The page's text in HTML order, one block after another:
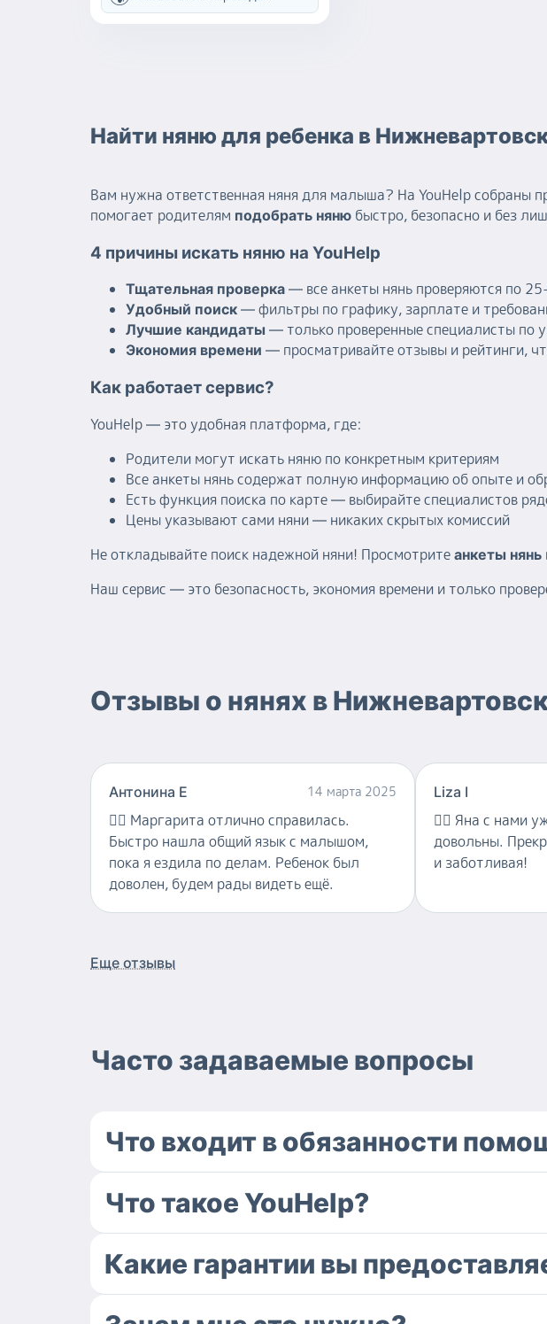
Найти няню для ребенка в
Вам нужна ответственная няня для малыша? На YouHelp собраны
помогает родителям подобрать няню быстро, безопасно и без
4 причины искать няню на YouHelp
Тщательная проверка — все анкеты нянь проверяются по
Удобный поиск — фильтры по графику, зарплате и
Лучшие кандидаты — только проверенные специалисты по
Экономия времени — просматривайте отзывы и рейтинги,
Как работает сервис?
YouHelp — это удобная платформа, где:
Родители могут искать няню по конкретным критериям
Все анкеты нянь содержат полную информацию об опыте и
Есть функция поиска по карте — выбирайте специалистов
Цены указывают сами няни — никаких скрытых комиссий
Не откладывайте поиск надежной няни! Просмотрите анкеты нянь
Наш сервис — это безопасность, экономия времени и только
Отзывы о нянях в
Антонина Е 14 марта 2025
👍🏻 Маргарита отлично справилась.
Быстро нашла общий язык с малышом,
пока я ездила по делам. Ребенок был
доволен, будем рады видеть ещё.
Liza I
👍🏻 Яна с нами
довольны.
и заботливая!
Еще отзывы
Часто задаваемые вопросы
Что входит в обязанности
Что такое YouHelp?
Какие гарантии вы